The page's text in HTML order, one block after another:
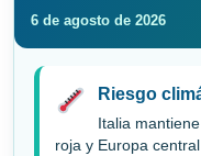
6 de agosto de 2026
Riesgo
Italia
roja y Europa